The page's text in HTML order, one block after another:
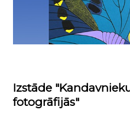
Izstāde
fotogrāfijās"